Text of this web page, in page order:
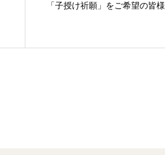
「子授け祈願」をご希望の皆